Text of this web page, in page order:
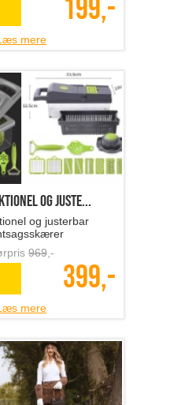
199,-
mere
og juste...
og justerbar
969,-
399,-
mere